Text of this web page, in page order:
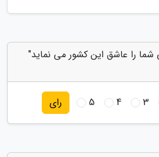
را عاشق این کشور می نماید"
3
4
5 رای